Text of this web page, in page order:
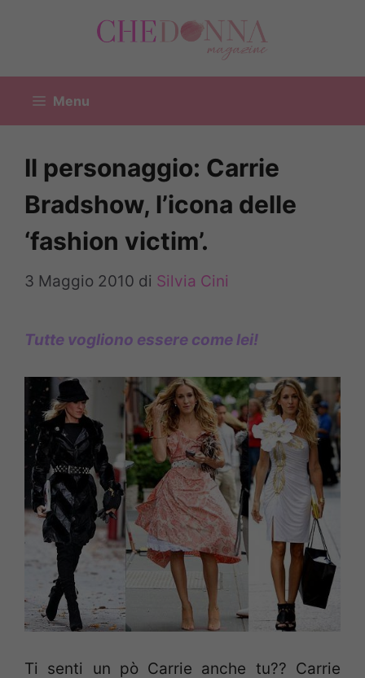
Menu
Il personaggio: Carrie
Bradshow, l’icona delle
‘fashion victim’.
3 Maggio 2010 di Silvia Cini
Tutte vogliono essere come lei!
Ti senti un pò Carrie anche tu?? Carrie